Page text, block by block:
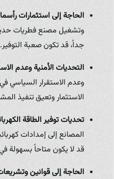
الحاجة إلى استثمارات
وتشغيل مصنع فطريات
جداً، قد تكون صعبة التوفير.
التحديات الأمنية وعدم
وعدم الاستقرار السياسي
الاستثمار وتعيق تنفيذ
تحديات توفير الطاقة
المصانع إلى إمدادات
قد لا يكون متاحاً بسهولة
الحاجة إلى قوانين